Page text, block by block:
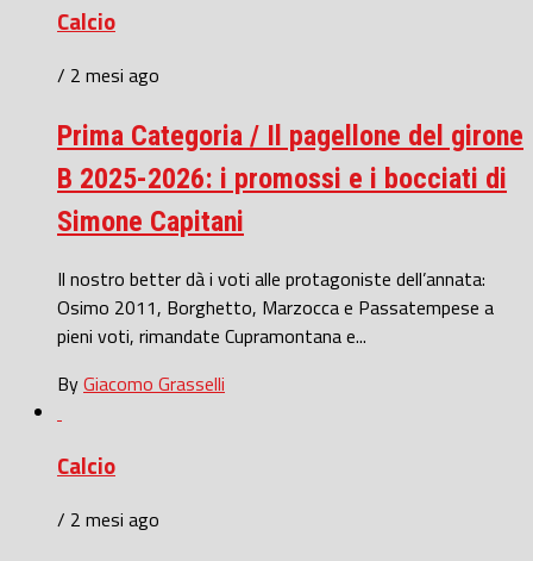
Calcio
/ 2 mesi ago
Prima Categoria / Il pagellone del girone
B 2025-2026: i promossi e i bocciati di
Simone Capitani
Il nostro better dà i voti alle protagoniste dell’annata:
Osimo 2011, Borghetto, Marzocca e Passatempese a
pieni voti, rimandate Cupramontana e...
ByGiacomo Grasselli
Calcio
/ 2 mesi ago